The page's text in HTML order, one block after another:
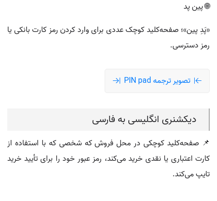
🌐 پین پد
«پَدِ پین»؛ صفحه‌کلید کوچک عددی برای وارد کردن رمز کارت بانکی یا
رمز دسترسی.
تصویر ترجمه PIN pad
دیکشنری انگلیسی به فارسی
📌 صفحه‌کلید کوچکی در محل فروش که شخصی که با استفاده از
کارت اعتباری یا نقدی خرید می‌کند، رمز عبور خود را برای تأیید خرید
تایپ می‌کند.